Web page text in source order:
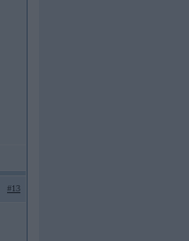
#13